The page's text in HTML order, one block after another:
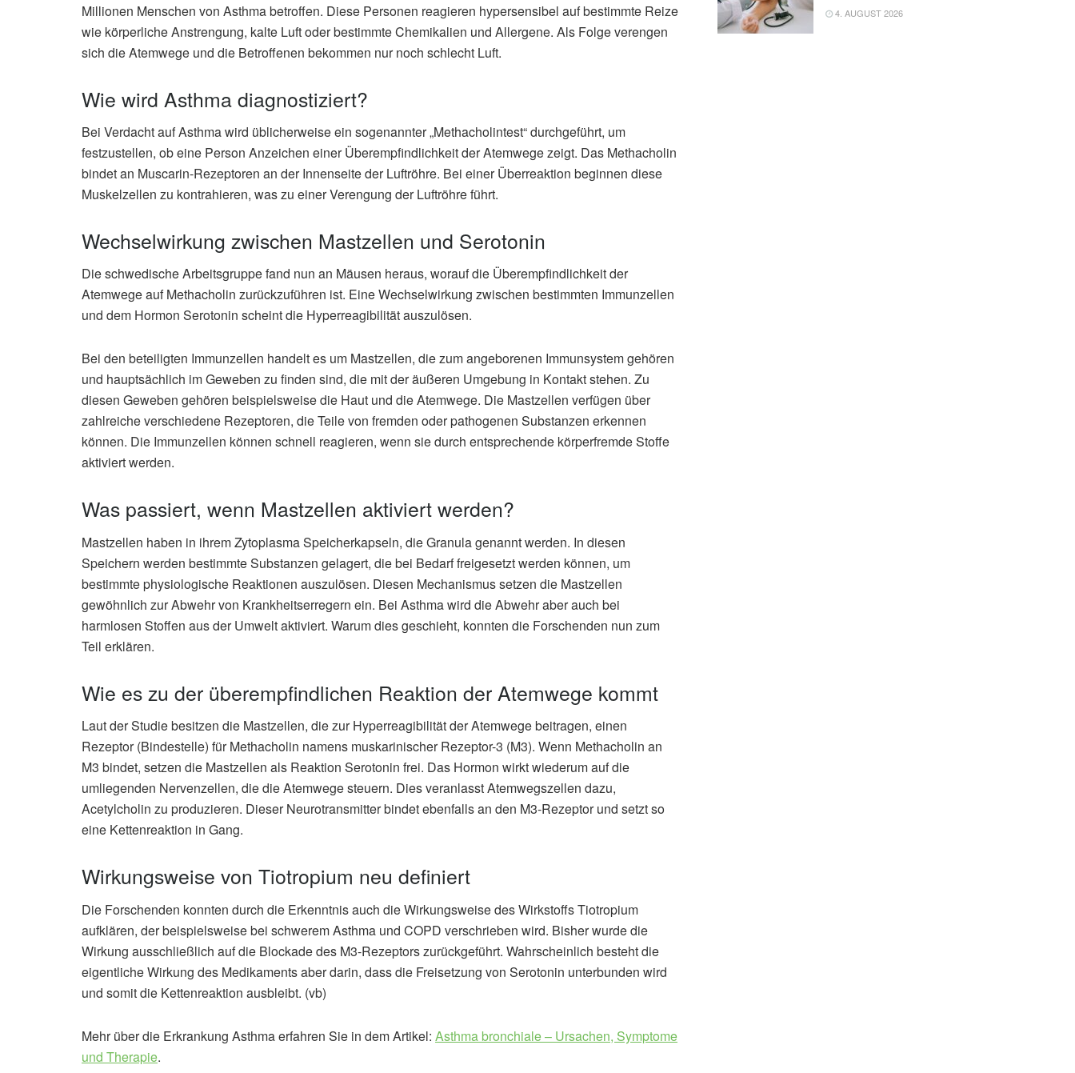
Millionen Menschen von Asthma betroffen. Diese Personen reagieren hypersensibel auf bestimmte Reize
wie körperliche Anstrengung, kalte Luft oder bestimmte Chemikalien und Allergene. Als Folge verengen
sich die Atemwege und die Betroffenen bekommen nur noch schlecht Luft.
Wie wird Asthma diagnostiziert?
Bei Verdacht auf Asthma wird üblicherweise ein sogenannter „Methacholintest“ durchgeführt, um
festzustellen, ob eine Person Anzeichen einer Überempfindlichkeit der Atemwege zeigt. Das Methacholin
bindet an Muscarin-Rezeptoren an der Innenseite der Luftröhre. Bei einer Überreaktion beginnen diese
Muskelzellen zu kontrahieren, was zu einer Verengung der Luftröhre führt.
Wechselwirkung zwischen Mastzellen und Serotonin
Die schwedische Arbeitsgruppe fand nun an Mäusen heraus, worauf die Überempfindlichkeit der
Atemwege auf Methacholin zurückzuführen ist. Eine Wechselwirkung zwischen bestimmten Immunzellen
und dem Hormon Serotonin scheint die Hyperreagibilität auszulösen.
Bei den beteiligten Immunzellen handelt es um Mastzellen, die zum angeborenen Immunsystem gehören
und hauptsächlich im Geweben zu finden sind, die mit der äußeren Umgebung in Kontakt stehen. Zu
diesen Geweben gehören beispielsweise die Haut und die Atemwege. Die Mastzellen verfügen über
zahlreiche verschiedene Rezeptoren, die Teile von fremden oder pathogenen Substanzen erkennen
können. Die Immunzellen können schnell reagieren, wenn sie durch entsprechende körperfremde Stoffe
aktiviert werden.
Was passiert, wenn Mastzellen aktiviert werden?
Mastzellen haben in ihrem Zytoplasma Speicherkapseln, die Granula genannt werden. In diesen
Speichern werden bestimmte Substanzen gelagert, die bei Bedarf freigesetzt werden können, um
bestimmte physiologische Reaktionen auszulösen. Diesen Mechanismus setzen die Mastzellen
gewöhnlich zur Abwehr von Krankheitserregern ein. Bei Asthma wird die Abwehr aber auch bei
harmlosen Stoffen aus der Umwelt aktiviert. Warum dies geschieht, konnten die Forschenden nun zum
Teil erklären.
Wie es zu der überempfindlichen Reaktion der Atemwege kommt
Laut der Studie besitzen die Mastzellen, die zur Hyperreagibilität der Atemwege beitragen, einen
Rezeptor (Bindestelle) für Methacholin namens muskarinischer Rezeptor-3 (M3). Wenn Methacholin an
M3 bindet, setzen die Mastzellen als Reaktion Serotonin frei. Das Hormon wirkt wiederum auf die
umliegenden Nervenzellen, die die Atemwege steuern. Dies veranlasst Atemwegszellen dazu,
Acetylcholin zu produzieren. Dieser Neurotransmitter bindet ebenfalls an den M3-Rezeptor und setzt so
eine Kettenreaktion in Gang.
Wirkungsweise von Tiotropium neu definiert
Die Forschenden konnten durch die Erkenntnis auch die Wirkungsweise des Wirkstoffs Tiotropium
aufklären, der beispielsweise bei schwerem Asthma und COPD verschrieben wird. Bisher wurde die
Wirkung ausschließlich auf die Blockade des M3-Rezeptors zurückgeführt. Wahrscheinlich besteht die
eigentliche Wirkung des Medikaments aber darin, dass die Freisetzung von Serotonin unterbunden wird
und somit die Kettenreaktion ausbleibt. (vb)
Mehr über die Erkrankung Asthma erfahren Sie in dem Artikel: Asthma bronchiale – Ursachen, Symptome
und Therapie.
4. AUGUST 2026